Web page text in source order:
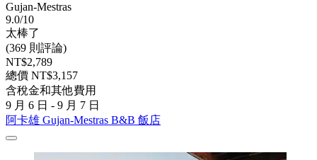
Gujan-Mestras
9.0/10
太棒了
(369 則評論)
NT$2,789
總價 NT$3,157
含稅金和其他費用
9 月 6 日 - 9 月 7 日
阿卡雄 Gujan-Mestras B&B 飯店